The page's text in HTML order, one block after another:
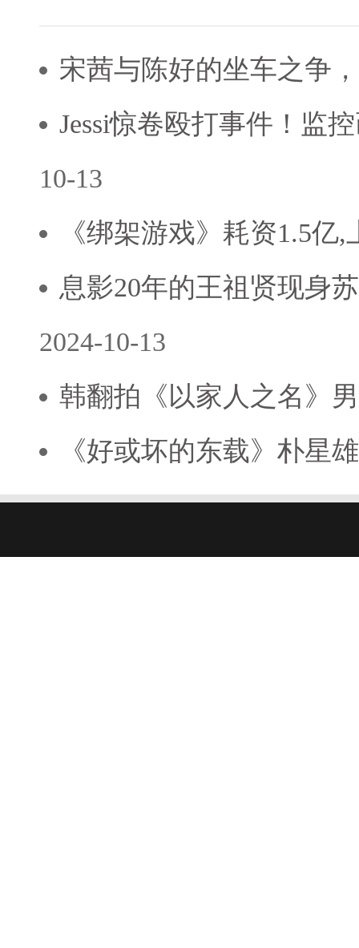
宋茜与陈好的坐车之争
Jessi惊卷殴打事件！监
10-13
《绑架游戏》耗资1.5
息影20年的王祖贤现身
2024-10-13
韩翻拍《以家人之名》
《好或坏的东载》朴星